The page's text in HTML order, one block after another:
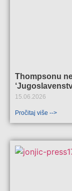
Thompsonu
15.06.2026
Pročitaj više -->